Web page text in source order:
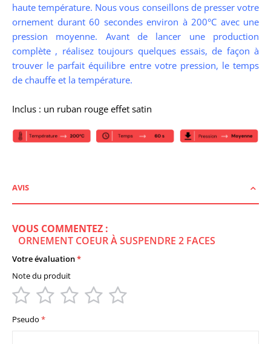
haute température. Nous vous conseillons de presser votre
ornement durant 60 secondes environ à 200°C avec une
pression moyenne. Avant de lancer une production
complète , réalisez toujours quelques essais, de façon à
trouver le parfait équilibre entre votre pression, le temps
de chauffe et la température.
Inclus : un ruban rouge effet satin
AVIS
VOUS COMMENTEZ :
ORNEMENT COEUR À SUSPENDRE 2 FACES
Votre évaluation
Note du produit
1
star
2
stars
3
stars
4
stars
Pseudo